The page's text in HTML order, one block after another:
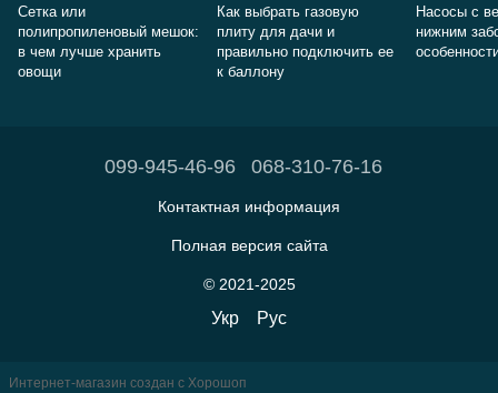
Сетка или
полипропиленовый мешок:
в чем лучше хранить
овощи
Как выбрать газовую
плиту для дачи и
правильно подключить ее
к баллону
Насосы с
нижним
099-945-46-96 068-310-76-16
Контактная информация
Полная версия сайта
© 2021-2025
Укр Рус
Интернет-магазин создан с Хорошоп